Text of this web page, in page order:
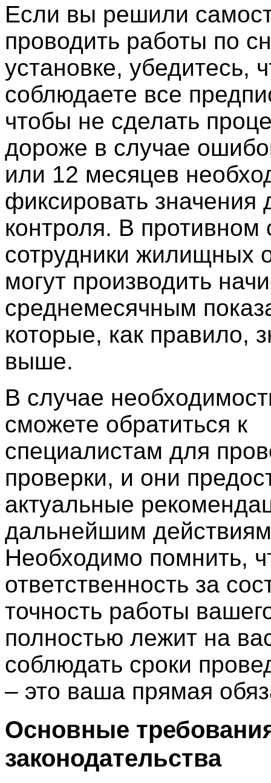
Если вы решили
проводить работы по
установке, убедитесь,
соблюдаете все
чтобы не сделать
дороже в случае
или 12 месяцев
фиксировать значения
контроля. В противном
сотрудники жилищных
могут производить
среднемесячным
которые, как правило,
выше.
В случае
сможете обратиться к
специалистам для
проверки, и они
актуальные
дальнейшим
Необходимо помнить,
ответственность за
точность работы
полностью лежит на
соблюдать сроки
– это ваша прямая
Основные
законодательства